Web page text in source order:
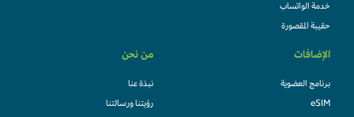
خدمة الواتساب
حقيبة المقصورة
الإضافات
برنامج العضوية
eSIM
من نحن
نبذة عنا
رؤيتنا ورسالتنا